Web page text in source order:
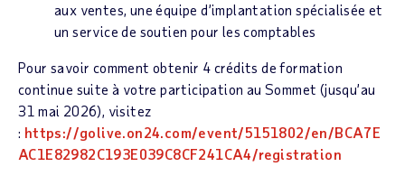
aux ventes, une équipe d’implantation spécialisée et
un service de soutien pour les comptables
Pour savoir comment obtenir 4 crédits de formation
continue suite à votre participation au Sommet (jusqu’au
31 mai 2026), visitez
: https://golive.on24.com/event/5151802/en/BCA7E
AC1E82982C193E039C8CF241CA4/registration